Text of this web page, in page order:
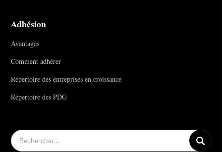
Adhésion
Avantages
Comment adhérer
Répertoire des entreprises en croissance
Répertoire des PDG